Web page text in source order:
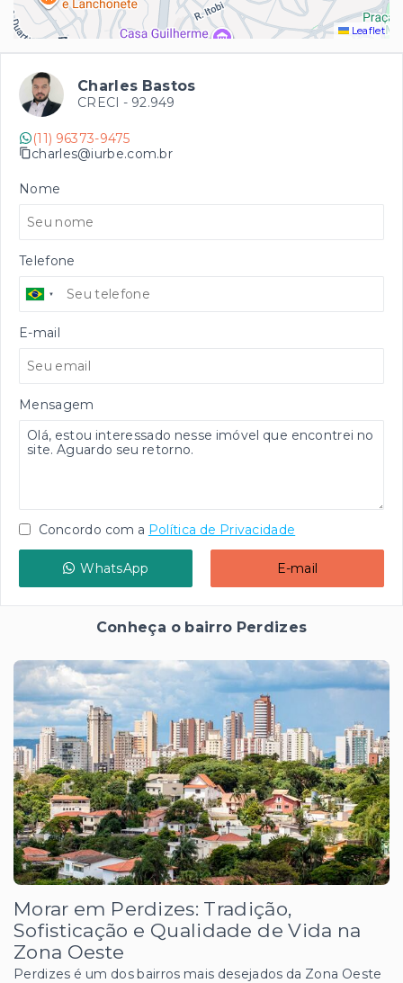
Leaflet
Charles Bastos
CRECI - 92.949
(11) 96373-9475
charles@iurbe.com.br
Nome
Telefone
E-mail
Mensagem
Concordo com a Política de Privacidade
WhatsApp E-mail
Conheça o bairro Perdizes
Morar em Perdizes: Tradição,
Sofisticação e Qualidade de Vida na
Zona Oeste
Perdizes é um dos bairros mais desejados da Zona Oeste